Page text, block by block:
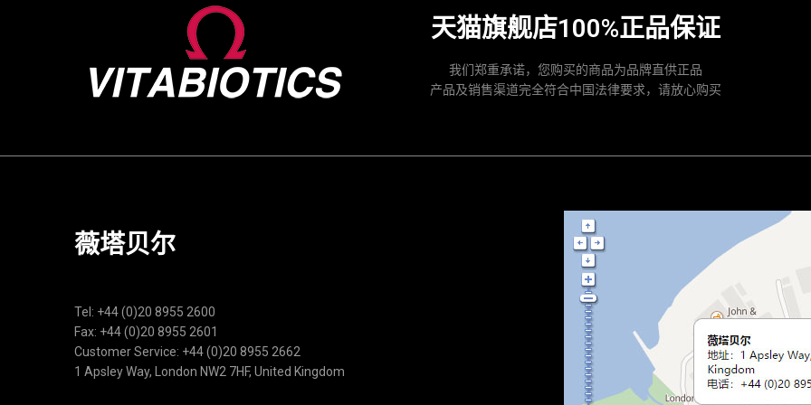
天猫旗舰店100%正品保证
我们郑重承诺，您购买的商品为品牌直供正品
产品及销售渠道完全符合中国法律要求，请放心购买
薇塔贝尔
Tel: +44 (0)20 8955 2600
Fax: +44 (0)20 8955 2601
Customer Service: +44 (0)20 8955 2662
1 Apsley Way, London NW2 7HF, United Kingdom